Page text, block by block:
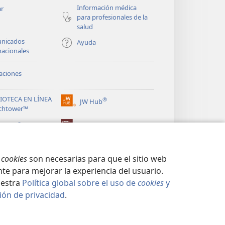
cookiesson necesarias para que el sitio web
para mejorar la experiencia del usuario.
Política global sobre el uso decookiesy
de privacidad.
Información médica
para profesionales de la
salud
Ayuda
EN LÍNEA
JW Hub®
(abre
nueva
®
| CONFIGURACIÓN DE PRIVACIDAD